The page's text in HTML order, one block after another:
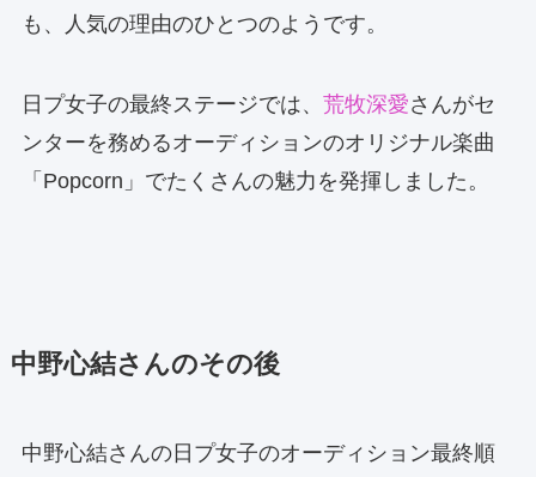
も、人気の理由のひとつのようです。
日プ女子の最終ステージでは、 荒牧深愛さんがセ
ンターを務めるオーディションのオリジナル楽曲
「Popcorn」でたくさんの魅力を発揮しました。
中野心結さんのその後
中野心結さんの日プ女子のオーディション最終順